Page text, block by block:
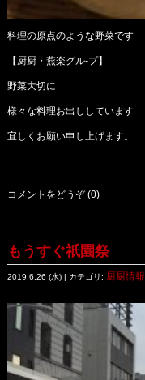
料理の原点のような野菜です
【厨厨・燕楽グル-プ】
野菜大切に
様々な料理お出ししています
宜しくお願い申し上げます。
コメントをどうぞ (0)
もうすぐ祇園祭
2019.6.26 (水) | カテゴリ: 厨厨情報